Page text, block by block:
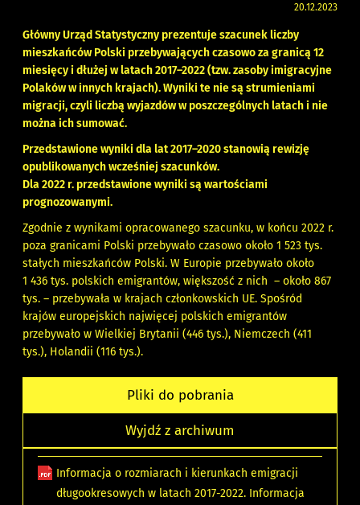
20.12.2023
Główny Urząd Statystyczny prezentuje szacunek liczby
mieszkańców Polski przebywających czasowo za granicą 12
miesięcy i dłużej w latach 2017–2022 (tzw. zasoby imigracyjne
Polaków w innych krajach). Wyniki te nie są strumieniami
migracji, czyli liczbą wyjazdów w poszczególnych latach i nie
można ich sumować.
Przedstawione wyniki dla lat 2017–2020 stanowią rewizję
opublikowanych wcześniej szacunków.
Dla 2022 r. przedstawione wyniki są wartościami
prognozowanymi.
Zgodnie z wynikami opracowanego szacunku, w końcu 2022 r.
poza granicami Polski przebywało czasowo około 1 523 tys.
stałych mieszkańców Polski. W Europie przebywało około
1 436 tys. polskich emigrantów, większość z nich – około 867
tys. – przebywała w krajach członkowskich UE. Spośród
krajów europejskich najwięcej polskich emigrantów
przebywało w Wielkiej Brytanii (446 tys.), Niemczech (411
tys.), Holandii (116 tys.).
Pliki do pobrania
Wyjdź z archiwum
Informacja o rozmiarach i kierunkach emigracji
długookresowych w latach 2017-2022. Informacja